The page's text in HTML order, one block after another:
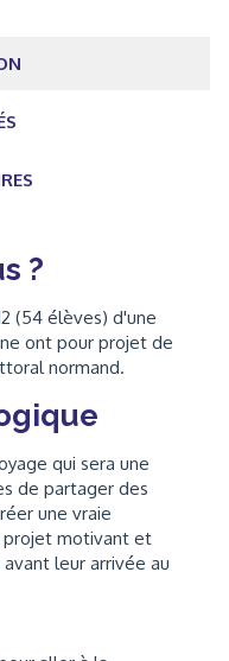
?
(54 élèves) d'une
ont pour projet de
normand.
qui sera une
de partager des
une vraie
projet motivant et
leur arrivée au